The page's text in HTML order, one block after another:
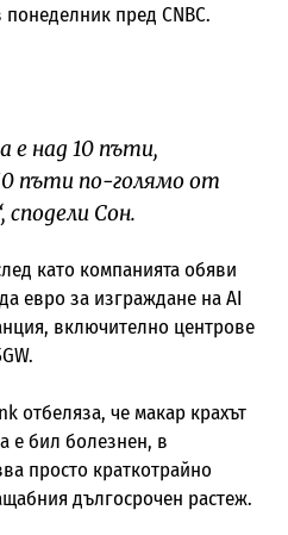
пред CNBC.
над 10 пъти,
пъти по-голямо от
Сон.
като компанията обяви
евро за изграждане на AI
включително центрове
отбеляза, че макар крахът
е бил болезнен, в
просто краткотрайно
дългосрочен растеж.